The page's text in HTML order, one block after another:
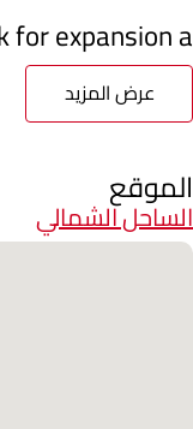
expansion a...
عرض المزيد
الموقع
الساحل الشمالي